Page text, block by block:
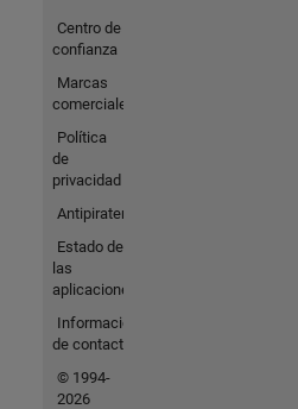
Centro de
confianza
Marcas
comerciales
Política
de
privacidad
Antipiratería
Estado de
las
aplicaciones
Información
de contacto
© 1994-
2026